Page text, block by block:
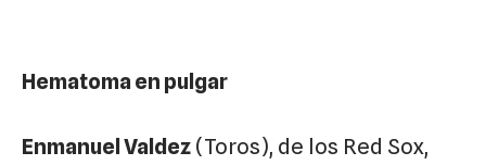
Hematoma en pulgar
Enmanuel Valdez (Toros), de los Red Sox,